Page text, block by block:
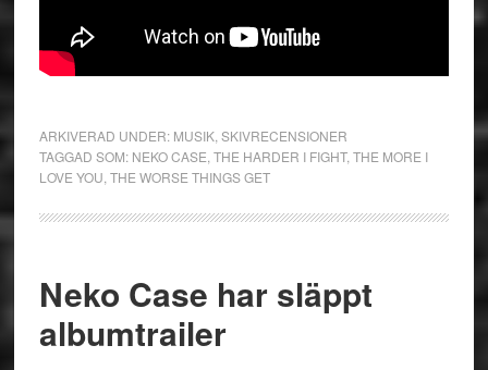
ARKIVERAD UNDER: MUSIK, SKIVRECENSIONER
TAGGAD SOM: NEKO CASE THE HARDER I FIGHT, THE MORE I
LOVE YOU THE WORSE THINGS GET
Neko Case har släppt
albumtrailer